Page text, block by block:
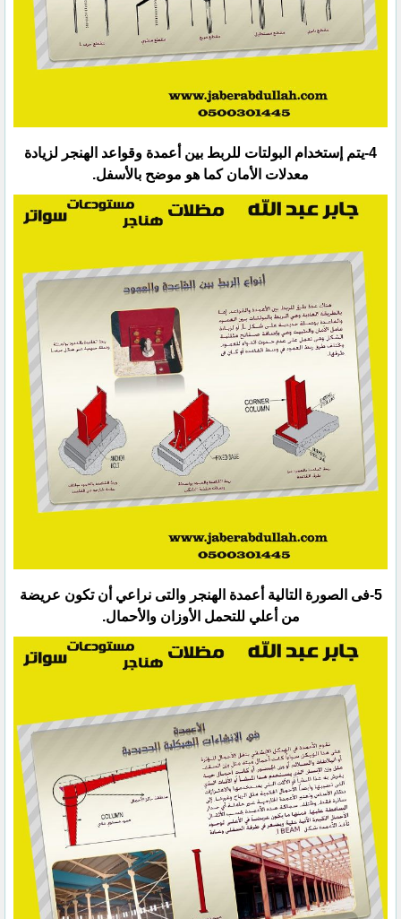
‏4-يتم إستخدام البولتات للربط بين أعمدة وقواعد الهنجر لزيادة
معدلات الأمان كما هو موضح بالأسفل.‏
‏5-فى الصورة التالية أعمدة الهنجر والتى نراعي أن تكون عريضة
من أعلي للتحمل الأوزان والأحمال.‏